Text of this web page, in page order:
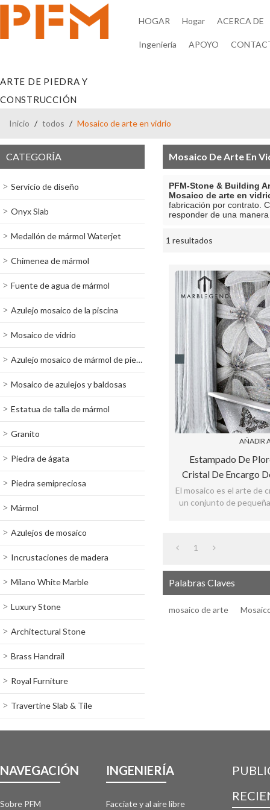
ARTE DE PIEDRA Y
CONSTRUCCIÓN
HOGAR Hogar ACERCA DE
Ingeniería APOYO
Inicio / todos / Mosaico de arte en vidrio
CATEGORÍA
Servicio de diseño
Onyx Slab
Medallón de mármol Waterjet
Chimenea de mármol
Fuente de agua de mármol
Azulejo mosaico de la piscina
Mosaico de vidrio
Azulejo mosaico de mármol de piedra
Mosaico de azulejos y baldosas
Estatua de talla de mármol
Granito
Piedra de ágata
Piedra semipreciosa
Mármol
Azulejos de mosaico
Incrustaciones de madera
Milano White Marble
Luxury Stone
Architectural Stone
Brass Handrail
Royal Furniture
Travertine Slab & Tile
Mosaico De Arte En
PFM-Stone & Building
Mosaico de arte en
fabricación por contrato.
responder de una
1 resultados
escaparate
AÑADIR
Estampado De
Cristal De Encargo
Arte Del Cuarto De
La Pared
El mosaico es el arte de
un conjunto de
1
Palabras Claves
mosaico de arte
NAVEGACIÓN
Sobre PFM
INGENIERÍA
Facciate y al aire libre